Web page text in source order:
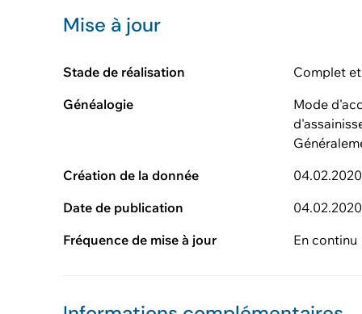
Mise à jour
Stade de réalisation
Complet
Généalogie
Mode
Création de la donnée
04.02.2020
Date de publication
04.02.2020
Fréquence de mise à jour
En continu